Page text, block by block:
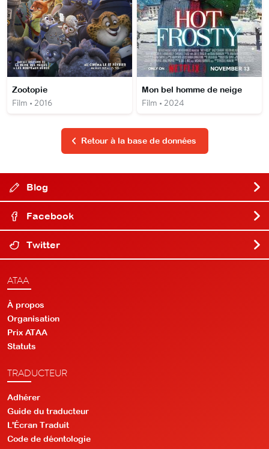
Zootopie
Film • 2016
Mon bel homme de neige
Film • 2024
Retour à la base de données
Blog
Facebook
Twitter
ATAA
À propos
Organisation
Prix ATAA
Statuts
TRADUCTEUR
Adhérer
Guide du traducteur
L'Écran Traduit
Code de déontologie